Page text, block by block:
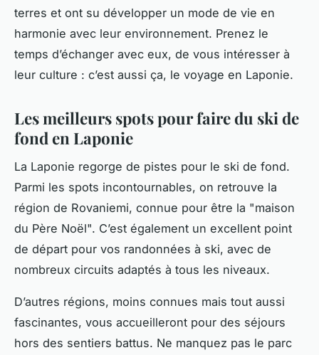
terres et ont su développer un mode de vie en
harmonie avec leur environnement. Prenez le
temps d’échanger avec eux, de vous intéresser à
leur culture : c’est aussi ça, le voyage en Laponie.
Les meilleurs spots pour faire du ski de
fond en Laponie
La Laponie regorge de pistes pour le ski de fond.
Parmi les spots incontournables, on retrouve la
région de Rovaniemi, connue pour être la "maison
du Père Noël". C’est également un excellent point
de départ pour vos randonnées à ski, avec de
nombreux circuits adaptés à tous les niveaux.
D’autres régions, moins connues mais tout aussi
fascinantes, vous accueilleront pour des séjours
hors des sentiers battus. Ne manquez pas le parc